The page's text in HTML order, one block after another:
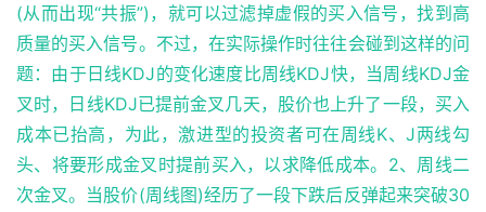
(从而出现“共振”)，就可以过滤掉虚假的买入信号，找到高
质量的买入信号。不过，在实际操作时往往会碰到这样的问
题：由于日线KDJ的变化速度比周线KDJ快，当周线KDJ金
叉时，日线KDJ已提前金叉几天，股价也上升了一段，买入
成本已抬高，为此，激进型的投资者可在周线K、J两线勾
头、将要形成金叉时提前买入，以求降低成本。2、周线二
次金叉。当股价(周线图)经历了一段下跌后反弹起来突破30